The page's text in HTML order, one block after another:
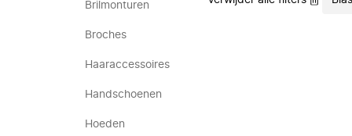
Brilmonturen
Broches
Haaraccessoires
Handschoenen
Hoeden